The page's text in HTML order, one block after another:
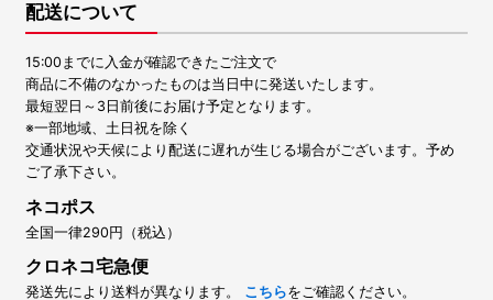
配送について
15:00までに入金が確認できたご注文で
商品に不備のなかったものは当日中に発送いたします。
最短翌日～3日前後にお届け予定となります。
※一部地域、土日祝を除く
交通状況や天候により配送に遅れが生じる場合がございます。予め
ご了承下さい。
ネコポス
全国一律290円（税込）
クロネコ宅急便
発送先により送料が異なります。 こちらをご確認ください。